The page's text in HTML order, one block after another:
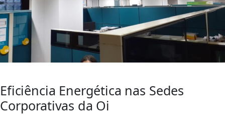
Eficiência Energética nas Sedes
Corporativas da Oi